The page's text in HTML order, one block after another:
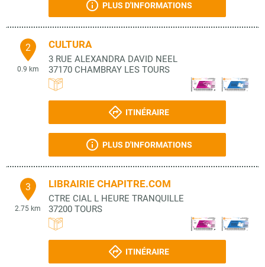
PLUS D'INFORMATIONS
2
0.9 km
CULTURA
3 RUE ALEXANDRA DAVID NEEL
37170 CHAMBRAY LES TOURS
ITINÉRAIRE
PLUS D'INFORMATIONS
3
2.75 km
LIBRAIRIE CHAPITRE.COM
CTRE CIAL L HEURE TRANQUILLE
37200 TOURS
ITINÉRAIRE